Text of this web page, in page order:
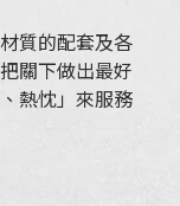
質的配套及各
關下做出最好
熱忱」來服務